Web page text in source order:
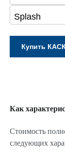
Как
Стоимость
следующих